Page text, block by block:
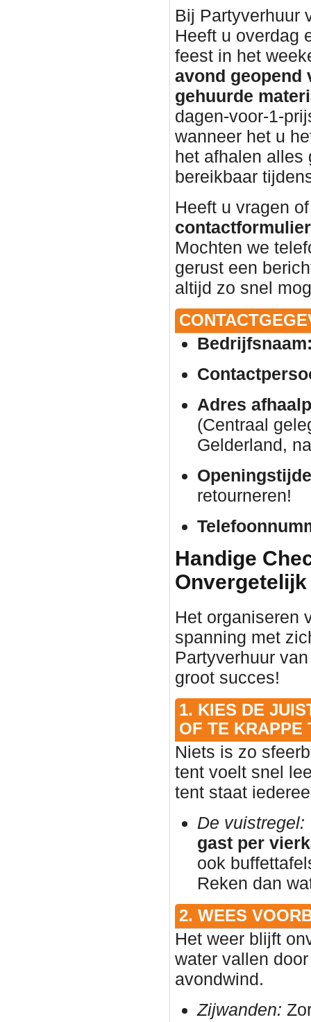
Bij Partyverhuur
Heeft u overdag
feest in het
avond geopend
gehuurde
dagen-voor-1-
wanneer het u
het afhalen alles
bereikbaar
Heeft u vragen
Mochten we
gerust een
altijd zo snel
Adres
(Centraal
Gelderland,
retourneren!
Handige
Het organiseren
spanning met
Partyverhuur
groot succes!
1. KIES DE
OF TE KRAPPE
Niets is zo
tent voelt snel
tent staat
De vuistregel:
gast per
ook
Reken dan
2. WEES
Het weer blijft
water vallen
avondwind.
Zijwanden: